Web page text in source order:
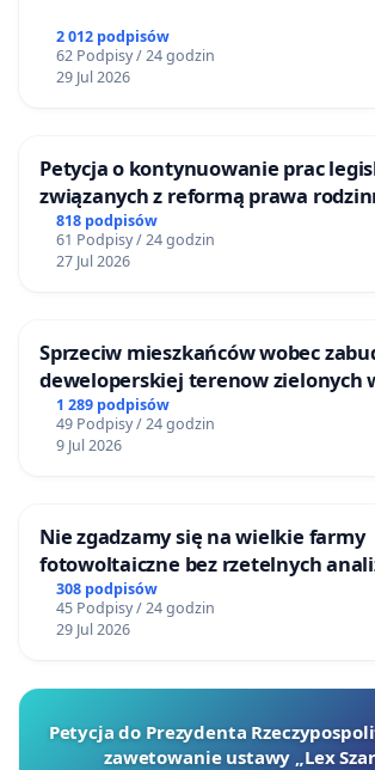
2 012 podpisów
62 Podpisy / 24 godzin
29 Jul 2026
Petycja o kontynuowanie prac
związanych z reformą prawa
818 podpisów
61 Podpisy / 24 godzin
27 Jul 2026
Sprzeciw mieszkańców wobec
deweloperskiej terenow zielonych
Bulwarów Straceńskich w Bielsku-
1 289 podpisów
49 Podpisy / 24 godzin
9 Jul 2026
Nie zgadzamy się na wielkie farmy
fotowoltaiczne bez rzetelnych
mieszkańców
308 podpisów
45 Podpisy / 24 godzin
29 Jul 2026
Petycja do Prezydenta
zawetowanie ustawy „Lex